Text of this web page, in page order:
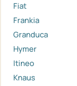
Fiat
Frankia
Granduca
Hymer
Itineo
Knaus